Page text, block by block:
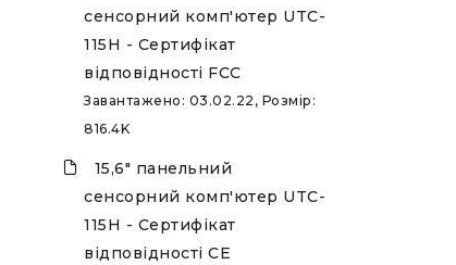
сенсорний комп'ютер UTC-
115H - Сертифікат
відповідності FCC
Завантажено: 03.02.22, Розмір:
816.4K
15,6" панельний
сенсорний комп'ютер UTC-
115H - Сертифікат
відповідності CE